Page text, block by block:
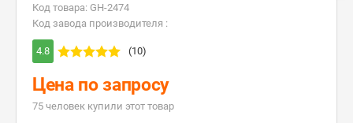
Код товара: GH-2474
Код завода производителя :
4.8 (10)
Цена по запросу
75 человек купили этот товар